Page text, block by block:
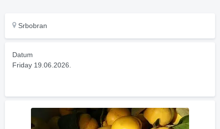
Srbobran
Datum
Friday 19.06.2026.